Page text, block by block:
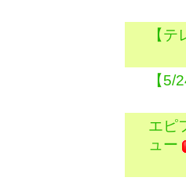
【
【
エピ
ュー